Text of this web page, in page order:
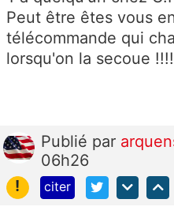
Peut être êtes vous
télécommande qui
lorsqu'on la secoue
Publié par
06h26
!
citer